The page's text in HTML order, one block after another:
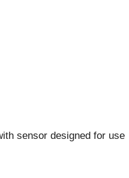
sensor designed for use